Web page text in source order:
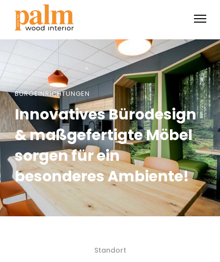
BÜROEINRICHTUNGEN
Innovatives Bürodesign
& maßgefertigte Möbel
sorgen für ein
besonderes Ambiente!
Standort